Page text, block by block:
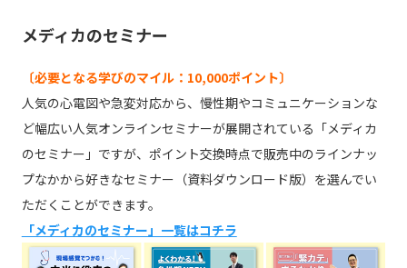
メディカのセミナー
〔必要となる学びのマイル：10,000ポイント〕
人気の心電図や急変対応から、慢性期やコミュニケーションな
ど幅広い人気オンラインセミナーが展開されている「メディカ
のセミナー」ですが、ポイント交換時点で販売中のラインナッ
プなかから好きなセミナー（資料ダウンロード版）を選んでい
ただくことができます。
「メディカのセミナー」一覧はコチラ